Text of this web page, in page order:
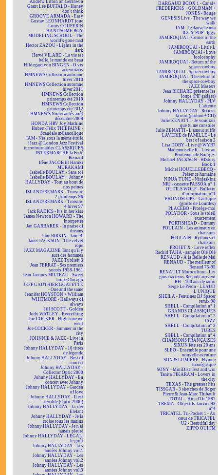
Andrew Litton on Gershwin
Grant Lee BUFFALO - Honey
don't think
GROOVE ARMADA - Easy
Gustav LEONHARDT joue
Louis COUPERIN
HANDSOME BOY
MODELING SCHOOL - The
world's gone mad
Hector ZAZOU - Lights in the
dark
Hervé VILARD - La vie est
belle, le monde est beau
Hildegard von BINGEN - O vis
aeternitatis
HMNEWS Collection automne
hiver 2010
HMNEWS Collection automne
hiver 2011
HMNEWS Collection
printemps été 2010
HMNEWS Collection
printemps été 2012
HMNEWS Nouveautés août
décembre 2009
HONDA HRV Joy Machine
Hubert-Félix THIÉFAINE -
Scandale mélancolique
IAM - Nés sous la même étoile
iJazz @ London Jazz Festival
incontournables CLASSIQUES
INTERMARCHÉ la Ferté
Bernard
Irène JACOB lit Haruki
MURAKAMI
Isabelle BOULAY - Sans toi
Isabelle BOULAY + Johnny
HALLYDAY - Tout au bout de
nos peines
ISLAND/REMARK - Treasure
2 printemps 96
ISLAND/REMARK - Treasure
4 hiver 97
Jack RADICS - It's in her kiss
James Newton HOWARD - The
Interpreter
Jan GARBAREK - In praise of
dreams
Jane BIRKIN - Jane B.
Janet JACKSON - The velvet
rope
JAZZ MAGAZINE Tant qu'il y
aura des hommes
JAZZ Tublieft 3
Jean FERRAT - Ses premiers
succès 1958-1961
Jean-Jacques MILTEAU - Sweet
home Chicago
JEFF GAUTHIER GOATETTE
- One and the same
Jennifer HOYSTON + William
WHITMORE - Hallways of
always
Jill SCOTT - Golden
Jody WATLEY - Everything
Joe COCKER - High time we
went
Joe COCKER - Summer in the
city
JOHNNIE & JAZZ - Live in
Paris
Johnny HALLYDAY - 10 titres
de légende
Johnny HALLYDAY - Best of
concert
Johnny HALLYDAY -
Collector Optic 2000
Johnny HALLYDAY - En
concert avec Johnny
Johnny HALLYDAY - Garden
of love
Johnny HALLYDAY - Il est
terrible (Optic 2000)
Johnny HALLYDAY - Ja, der
Elefant
Johnny HALLYDAY - Je la
croise tous les matins
Johnny HALLYDAY - Je n'ai
jamais pleuré
Johnny HALLYDAY - LEGAL,
le goût
Johnny HALLYDAY - Les
années Johnny vol.1
Johnny HALLYDAY - Les
années Johnny vol.2
Johnny HALLYDAY - Les
années Johnny vol.3
DARGAUD BOOX 1 - Canal+
FREDERICKS + GOLDMAN +
JONES - Rouge
GENESIS Live - The way we
walk
IAM - Je danse le mia
IGGY POP - Iggy
JAMIROQUAI - Corner of the
earth
JAMIROQUAI - Little L
JAMIROQUAI - Love
foolosophy
JAMIROQUAI - Return of the
space cowboy
JAMIROQUAI - Space cowboy
JAMIROQUAI - The return of
the space cowboy
JAZZ Masters
Jean RICHARD présente les
loups (PIF gadget)
Johnny HALLYDAY - PLV
L'attente
Johnny HALLYDAY - Retiens
la nuit (parfum + CD)
Julie ZENATTI - Je voudrais
que tu me consoles
Julie ZENATTI - L'amour suffit
LAVERIE de FAMILLE - Le
best of saison 2
Lisa DOBY - Live @ WYB7
Mademoiselle K - Live au
Printemps de Bourges
Michael JACKSON - HIStory
Book 1
Michel HOUELLEBECQ -
Présence humaine
NINJA TUNE - Ninjaskinz
NRJ - cassette PASSOA n° 1
OUTILS WOLF - Bulletin
d'information n°1
PHONOSCOPE - Cantique
(grotte de Lourdes)
PLACEBO - Protège-moi
POLYDOR - Sous le soleil
exactement
PORTISHEAD - Dummy
POULAIN - Les animaux en
chansons
POULAIN - Rythmes et
chansons
PROJET X - Love reflex
Rachid TAHA - sampler Olé Olé
RENAUD - À la Belle de Mai
RENAUD - The meilleur of
Renaud 75-95
RENAULT Motoculture - Les
gros tracteurs Renault arrivent
RFI - 100 ans de radio
Serge Le Péron - LÉAUD
L'UNIQUE
SHEILA - Feutrines DJ Spacer
remix 98
SHELL - Compilation n° 1
GRANDS CLASSIQUES
SHELL - Compilation n° 2
JAZZ
SHELL - Compilation n° 3
TUBES
SHELL - Compilation n° 4
CHANSONS FRANÇAISES
SIXUN fête ses 20 ans
SLÉO - Ensemble pour une
nouvelle aventure
SON & LUMIÈRE - Hymne
monégasque
SONY - MiniDisc Test and win
Tanita TIKARAM - Lovers in
the city
TEXAS - The greatest hits
TISSGAR - 3 sketches de Roger
Pierre & Jean-Marc Thibault
TOTAL - Hits d'Or 1987
TREMA - Objectifs Janvier 93
n°4
TRICATEL Tri-Pocket 1 - Au
cœur de TRICATEL
U2 - Beautiful day
ZIPPO OUÏ FM